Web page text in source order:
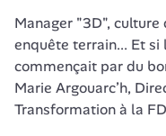
Manager "3D",
enquête terrain... Et
commençait par du
Marie Argouarc’h,
Transformation à la